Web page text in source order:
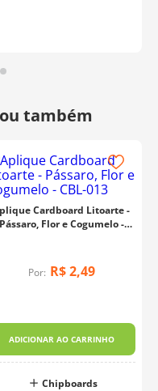
Cardboard Litoarte -
Pássaro, Flor e Cogumelo -
Por: R$ 2,49
ADICIONAR AO CARRINHO
Chipboards